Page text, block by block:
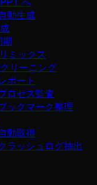
動生成
期
ミックス
リーニング
ポート
ロセス監査
ックマーク整理
動取得
ラッシュログ抽出